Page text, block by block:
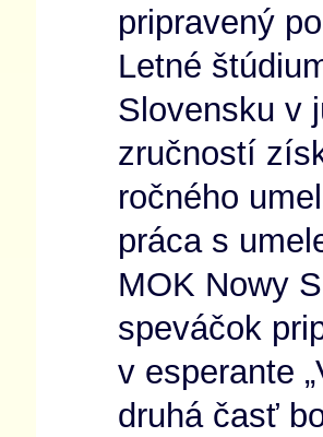
pripravený
Letné
Slovensku v
zručností
ročného
práca s
MOK Nowy
speváčok
v esperante
druhá časť